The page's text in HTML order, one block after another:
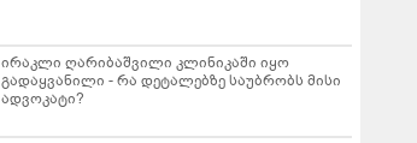
ირაკლი ღარიბაშვილი კლინიკაში იყო
გადაყვანილი - რა დეტალებზე საუბრობს მისი
ადვოკატი?